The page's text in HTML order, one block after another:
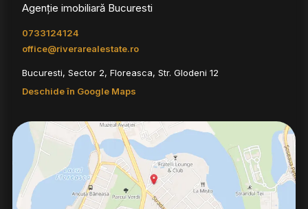
Agenție imobiliară Bucuresti
0733124124
office@riverarealestate.ro
Bucuresti, Sector 2, Floreasca, Str. Glodeni 12
Deschide în Google Maps